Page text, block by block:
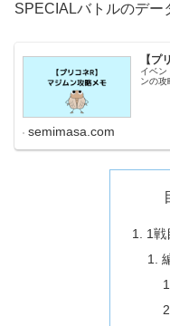
SPECIALバトルのデー
【プ
イベン
ンの攻
semimasa.com
1戦